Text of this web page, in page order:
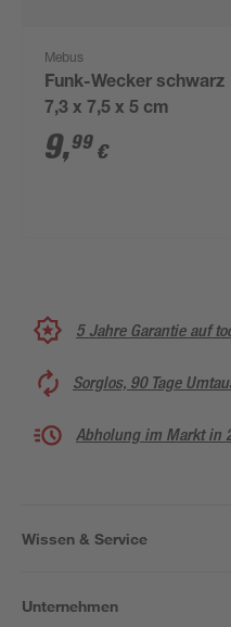
Mebus
Funk-Wecker schwarz
7,3 x 7,5 x 5 cm
9,99 €
5 Jahre Garantie auf
Sorglos, 90 Tage
Abholung im Markt in
Wissen & Service
Unternehmen